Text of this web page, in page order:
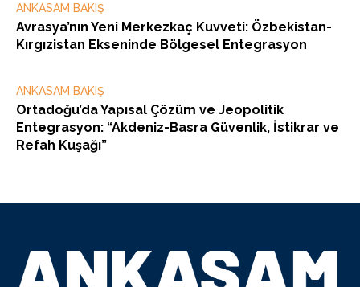
ANKASAM BAKIŞ
Avrasya’nın Yeni Merkezkaç Kuvveti: Özbekistan-
Kırgızistan Ekseninde Bölgesel Entegrasyon
ANKASAM BAKIŞ
Ortadoğu’da Yapısal Çözüm ve Jeopolitik
Entegrasyon: “Akdeniz-Basra Güvenlik, İstikrar ve
Refah Kuşağı”